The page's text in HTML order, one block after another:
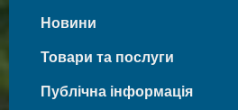
Веселі Боковеньки
Новини
Товари та послуги
Публічна інформація